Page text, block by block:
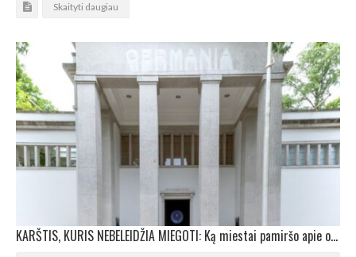
Skaityti daugiau
KARŠTIS, KURIS NEBELEIDŽIA MIEGOTI: Ką miestai pamiršo apie orą, vėją ir pavėsį